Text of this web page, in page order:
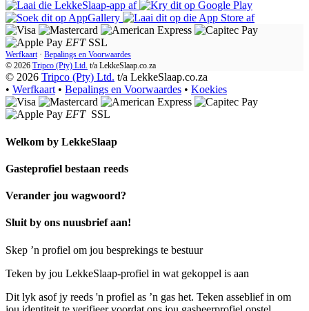
EFT SSL
Werfkaart · Bepalings en Voorwaardes
© 2026 Tripco (Pty) Ltd. t/a LekkeSlaap.co.za
© 2026 Tripco (Pty) Ltd. t/a LekkeSlaap.co.za
• Werfkaart • Bepalings en Voorwaardes • Koekies
EFT SSL
Welkom by LekkeSlaap
Gasteprofiel bestaan ​​reeds
Verander jou wagwoord?
Sluit by ons nuusbrief aan!
Skep ’n profiel om jou besprekings te bestuur
Teken by jou LekkeSlaap-profiel in wat gekoppel is aan
Dit lyk asof jy reeds 'n profiel as ’n gas het. Teken asseblief in om